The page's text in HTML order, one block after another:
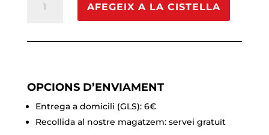
AFEGEIX A LA CISTELLA
OPCIONS D’ENVIAMENT
Entrega a domicili (GLS): 6€
Recollida al nostre magatzem: servei gratuït